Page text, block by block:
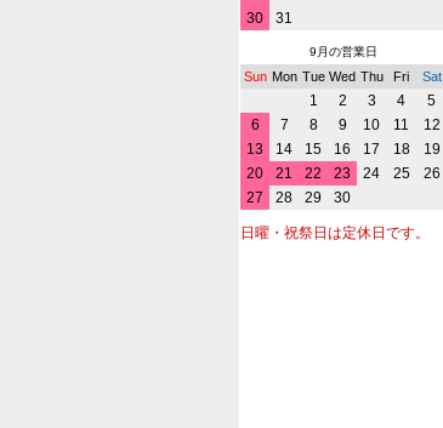
30
31
9月の営業日
Sun Mon Tue Wed Thu Fri Sat
1 2 3 4
5
6
7 8 9 10 11
12
13
14 15 16 17 18
19
20
21 22 23 24 25
26
27
28 29 30
日曜・祝祭日は定休日です。